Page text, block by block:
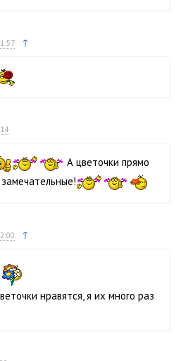
↑
А цветочки прямо
↑
нравятся, я их много раз